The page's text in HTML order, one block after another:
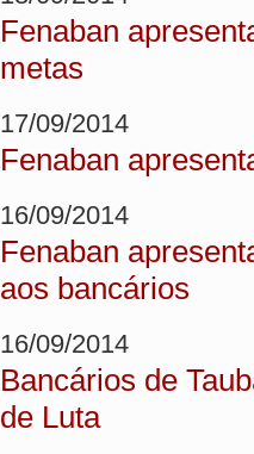
Fenaban
metas
17/09/2014
Fenaban
16/09/2014
Fenaban
aos bancários
16/09/2014
Bancários de
de Luta